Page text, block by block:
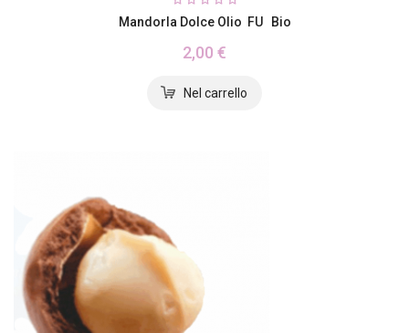
Mandorla Dolce Olio FU Bio
2,00 €